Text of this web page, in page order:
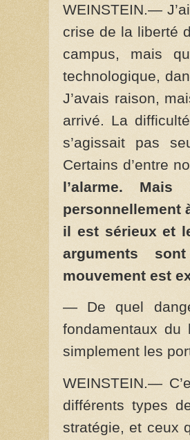
WEINSTEIN.—
crise de la liberté
campus, mais
technologique,
J’avais raison,
arrivé. La
s’agissait pas
Certains d’entre
l’alarme.
personnellement
il est sérieux et
arguments
mouvement est
— De quel
fondamentaux
simplement les
WEINSTEIN.—
différents types
stratégie, et ceux